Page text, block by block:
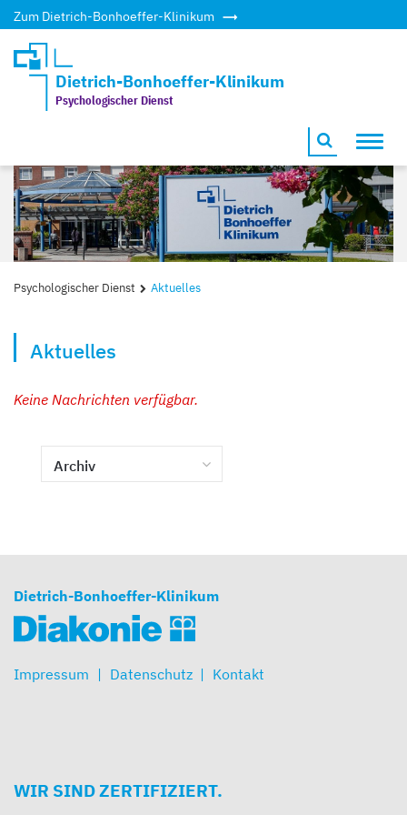
Zum Dietrich-Bonhoeffer-Klinikum
Dietrich-Bonhoeffer-Klinikum
Psychologischer Dienst
Psychologischer Dienst Aktuelles
Aktuelles
Keine Nachrichten verfügbar.
Archiv
Dietrich-Bonhoeffer-Klinikum
Impressum Datenschutz Kontakt
WIR SIND ZERTIFIZIERT.